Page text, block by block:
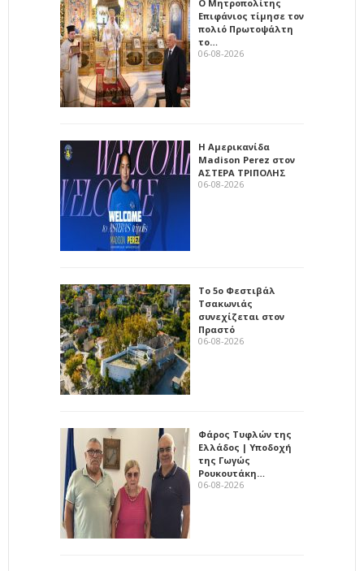
Ο Μητροπολίτης
Επιφάνιος τίμησε τον
πολιό Πρωτοψάλτη
το…
06-08-2026
Η Αμερικανίδα
Madison Perez στον
ΑΣΤΕΡΑ ΤΡΙΠΟΛΗΣ
06-08-2026
Το 5ο Φεστιβάλ
Τσακωνιάς
συνεχίζεται στον
Πραστό
06-08-2026
Φάρος Τυφλών της
Ελλάδος | Υποδοχή
της Γωγώς
Ρουκουτάκη…
06-08-2026